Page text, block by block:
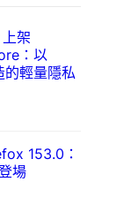
架
：以
輕量隱私
153.0：
場